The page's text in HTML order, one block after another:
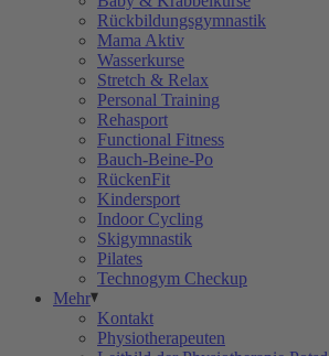
Rückbildungsgymnastik
Mama Aktiv
Wasserkurse
Stretch & Relax
Personal Training
Rehasport
Functional Fitness
Bauch-Beine-Po
RückenFit
Kindersport
Indoor Cycling
Skigymnastik
Pilates
Technogym Checkup
Mehr
Kontakt
Physiotherapeuten